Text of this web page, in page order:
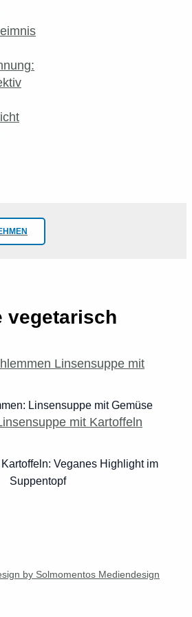
vegetarisch
Linsensuppe mit Gemüse
Veganes Highlight im
Suppentopf
by Solmomentos Mediendesign